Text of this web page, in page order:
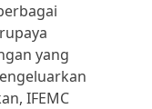
yang
IFEMC